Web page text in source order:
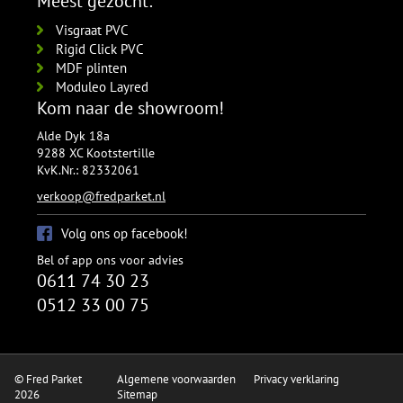
Visgraat PVC
Rigid Click PVC
MDF plinten
Moduleo Layred
Kom naar de showroom!
Alde Dyk 18a
9288 XC Kootstertille
KvK.Nr.: 82332061
verkoop@fredparket.nl
Volg ons op facebook!
Bel of app ons voor advies
0611 74 30 23
0512 33 00 75
© Fred Parket
2026
Algemene voorwaarden
Privacy verklaring
Sitemap